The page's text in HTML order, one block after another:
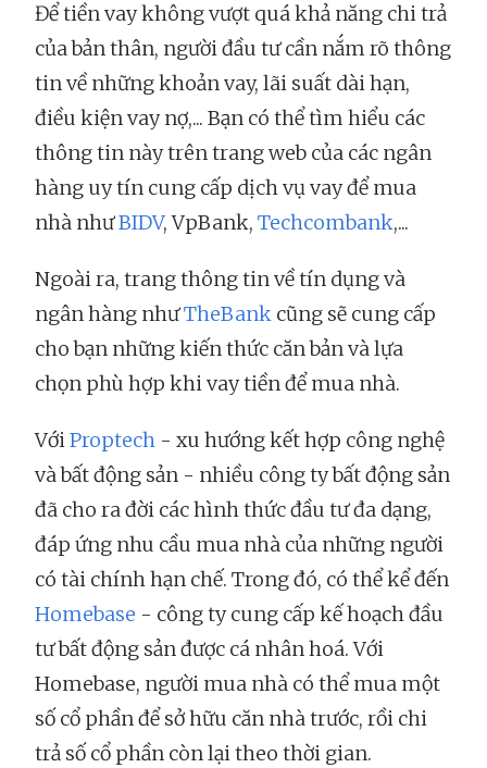
Để tiền vay không vượt quá khả năng chi trả
của bản thân, người đầu tư cần nắm rõ thông
tin về những khoản vay, lãi suất dài hạn,
điều kiện vay nợ,... Bạn có thể tìm hiểu các
thông tin này trên trang web của các ngân
hàng uy tín cung cấp dịch vụ vay để mua
nhà nhưBIDV, VpBank, Techcombank,...
Ngoài ra, trang thông tin về tín dụng và
ngân hàng nhưTheBank cũng sẽ cung cấp
cho bạn những kiến thức căn bản và lựa
chọn phù hợp khi vay tiền để mua nhà.
VớiProptech - xu hướng kết hợp công nghệ
và bất động sản - nhiều công ty bất động sản
đã cho ra đời các hình thức đầu tư đa dạng,
đáp ứng nhu cầu mua nhà của những người
có tài chính hạn chế. Trong đó, có thể kể đến
Homebase - công ty cung cấp kế hoạch đầu
tư bất động sản được cá nhân hoá. Với
Homebase, người mua nhà có thể mua một
số cổ phần để sở hữu căn nhà trước, rồi chi
trả số cổ phần còn lại theo thời gian.